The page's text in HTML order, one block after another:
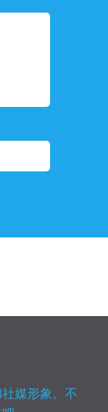
媒形象。不